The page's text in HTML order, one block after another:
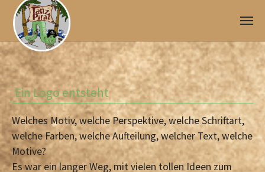
Skip to main content
Ein Logo entsteht
Welches Motiv, welche Perspektive, welche Schriftart,
welche Farben, welche Aufteilung, welcher Text, welche
Motive?
Es war ein langer Weg, mit vielen tollen Ideen zum